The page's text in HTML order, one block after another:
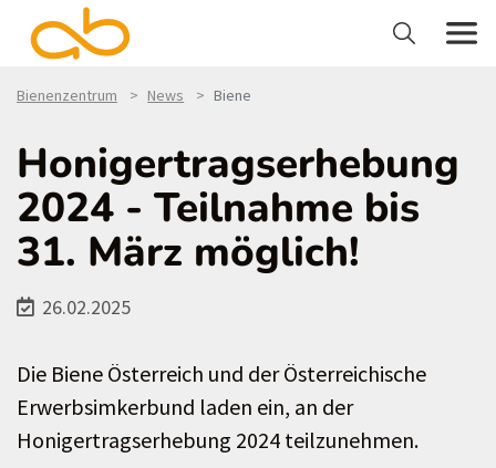
Bienenzentrum News Biene
Honigertragserhebung
2024 - Teilnahme bis
31. März möglich!
26.02.2025
Die Biene Österreich und der Österreichische
Erwerbsimkerbund laden ein, an der
Honigertragserhebung 2024 teilzunehmen.